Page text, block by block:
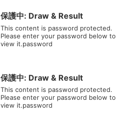
保護中: Draw & Result
This content is password protected.
Please enter your password below to
view it.password
保護中: Draw & Result
This content is password protected.
Please enter your password below to
view it.password